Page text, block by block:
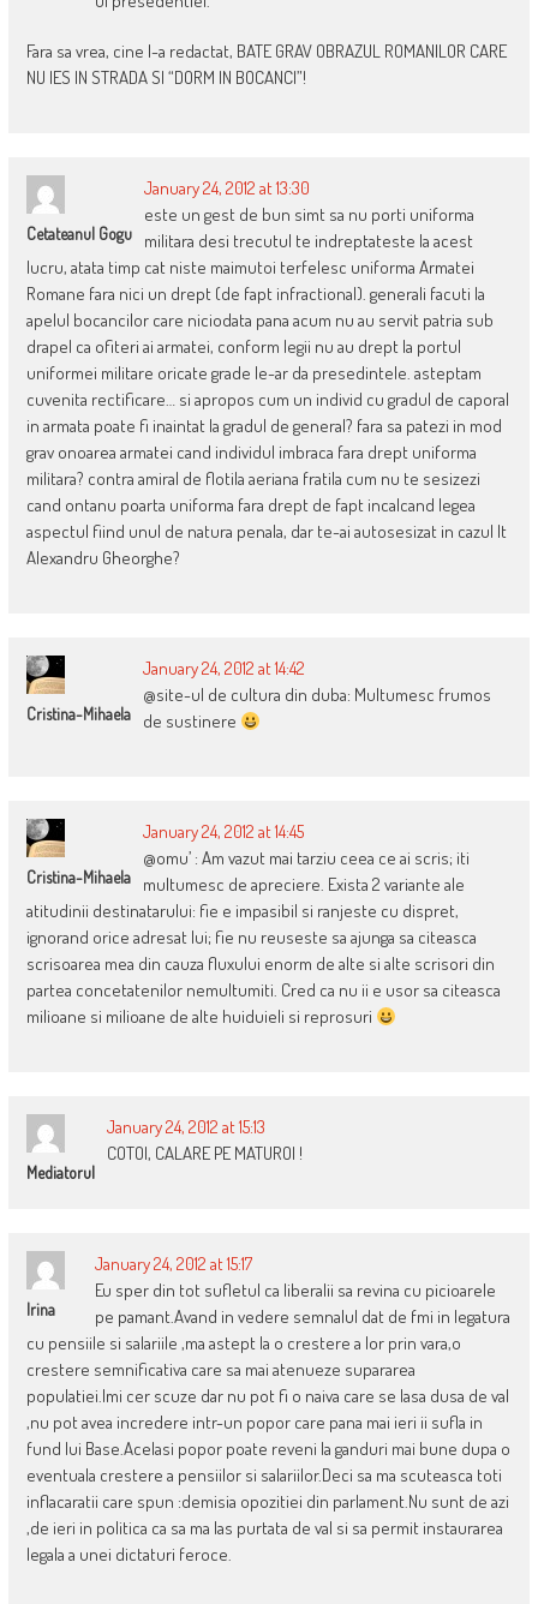
Fara sa vrea, cine l-a redactat, BATE GRAV OBRAZUL ROMANILOR CARE
NU IES IN STRADA SI “DORM IN BOCANCI”!
Cetateanul Gogu
January 24, 2012 at 13:30
este un gest de bun simt sa nu porti uniforma
militara desi trecutul te indreptateste la acest
lucru, atata timp cat niste maimutoi terfelesc uniforma Armatei
Romane fara nici un drept (de fapt infractional). generali facuti la
apelul bocancilor care niciodata pana acum nu au servit patria sub
drapel ca ofiteri ai armatei, conform legii nu au drept la portul
uniformei militare oricate grade le-ar da presedintele. asteptam
cuvenita rectificare… si apropos cum un individ cu gradul de caporal
in armata poate fi inaintat la gradul de general? fara sa patezi in mod
grav onoarea armatei cand individul imbraca fara drept uniforma
militara? contra amiral de flotila aeriana fratila cum nu te sesizezi
cand ontanu poarta uniforma fara drept de fapt incalcand legea
aspectul fiind unul de natura penala, dar te-ai autosesizat in cazul lt
Alexandru Gheorghe?
Cristina-Mihaela
January 24, 2012 at 14:42
@site-ul de cultura din duba: Multumesc frumos
de sustinere
Cristina-Mihaela
January 24, 2012 at 14:45
@omu’ : Am vazut mai tarziu ceea ce ai scris; iti
multumesc de apreciere. Exista 2 variante ale
atitudinii destinatarului: fie e impasibil si ranjeste cu dispret,
ignorand orice adresat lui; fie nu reuseste sa ajunga sa citeasca
scrisoarea mea din cauza fluxului enorm de alte si alte scrisori din
partea concetatenilor nemultumiti. Cred ca nu ii e usor sa citeasca
milioane si milioane de alte huiduieli si reprosuri
Mediatorul
January 24, 2012 at 15:13
COTOI, CALARE PE MATUROI !
Irina
January 24, 2012 at 15:17
Eu sper din tot sufletul ca liberalii sa revina cu picioarele
pe pamant.Avand in vedere semnalul dat de fmi in legatura
cu pensiile si salariile ,ma astept la o crestere a lor prin vara,o
crestere semnificativa care sa mai atenueze supararea
populatiei.Imi cer scuze dar nu pot fi o naiva care se lasa dusa de val
,nu pot avea incredere intr-un popor care pana mai ieri ii sufla in
fund lui Base.Acelasi popor poate reveni la ganduri mai bune dupa o
eventuala crestere a pensiilor si salariilor.Deci sa ma scuteasca toti
inflacaratii care spun :demisia opozitiei din parlament.Nu sunt de azi
,de ieri in politica ca sa ma las purtata de val si sa permit instaurarea
legala a unei dictaturi feroce.